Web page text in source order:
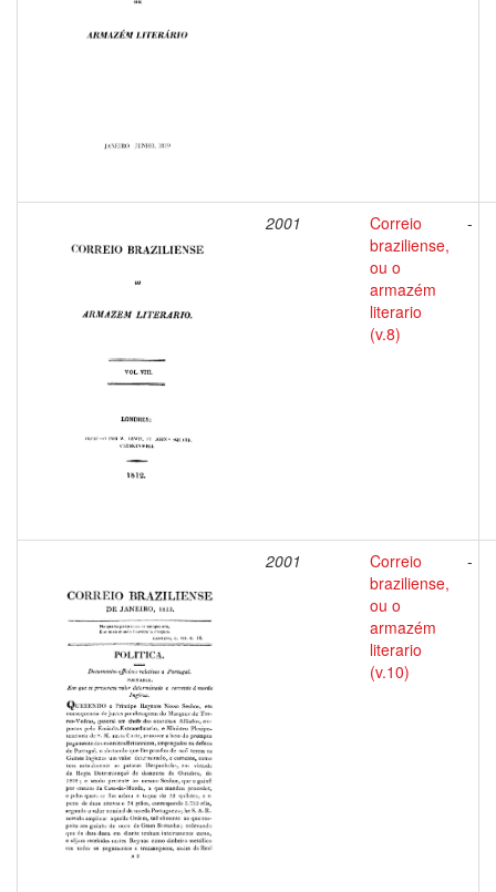
2001
Correio
braziliense,
ou o
armazém
literario
(v.8)
-
2001
Correio
braziliense,
ou o
armazém
literario
(v.10)
-